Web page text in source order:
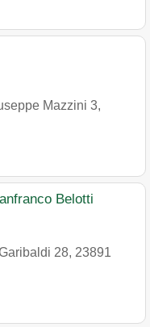
Mazzini 3,
Belotti
28, 23891